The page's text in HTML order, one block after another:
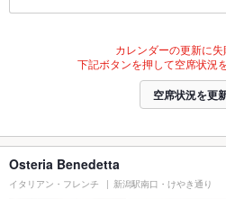
カレンダーの更新に失
下記ボタンを押して空席状況
空席状況を更
Osteria Benedetta
イタリアン・フレンチ 新潟駅南口・けやき通り